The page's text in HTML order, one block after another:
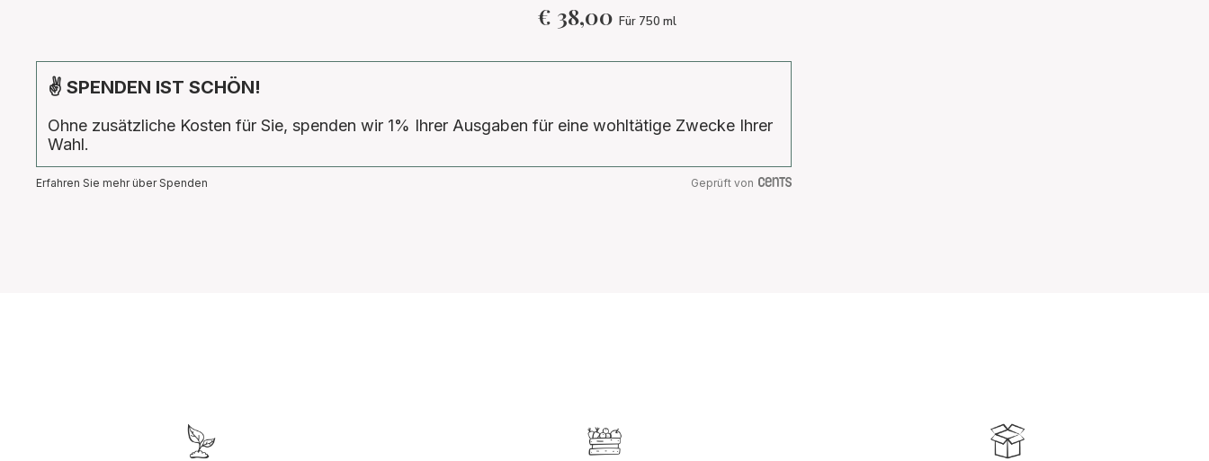
€ 38,00 Für 750 ml
✌ SPENDEN IST SCHÖN!
Ohne zusätzliche Kosten für Sie, spenden wir 1% Ihrer Ausgaben für eine wohltätige Zwecke Ihrer
Wahl.
Erfahren Sie mehr über Spenden Geprüft von